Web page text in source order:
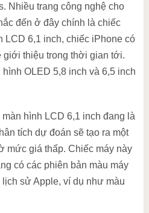
Nhiều trang công nghệ cho
đến ở đây chính là chiếc
LCD 6,1 inch, chiếc iPhone có
giới thiệu trong thời gian tới.
OLED 5,8 inch và 6,5 inch
hình LCD 6,1 inch đang là
tích dự đoán sẽ tạo ra một
mức giá thấp. Chiếc máy này
có các phiên bản màu máy
sử Apple, ví dụ như màu